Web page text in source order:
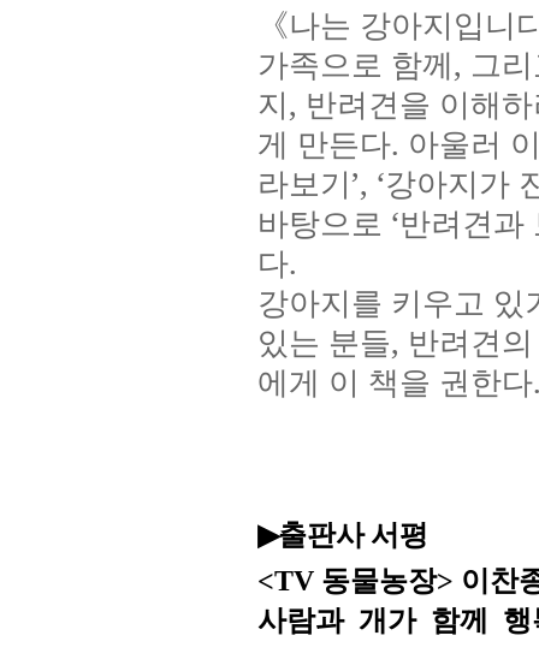
《나는 강아지입
가족으로 함께, 그
지, 반려견을 이해
게 만든다. 아울러
라보기’, ‘강아지가
바탕으로 ‘반려견과
다.
강아지를 키우고
있는 분들, 반려견
에게 이 책을 권한다
▶출판사 서평
<TV 동물농장> 이찬
사람과 개가 함께